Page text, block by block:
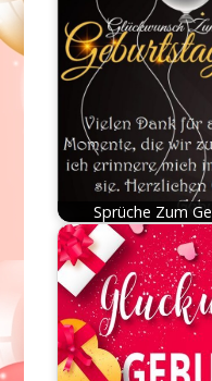
Sprüche Zum